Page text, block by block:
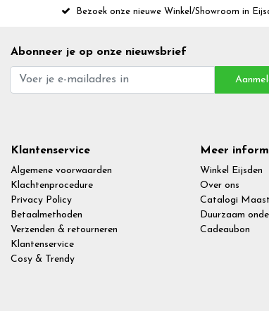
Bezoek onze nieuwe Winkel/Showroom in
Abonneer je op onze nieuwsbrief
Klantenservice
Algemene voorwaarden
Klachtenprocedure
Privacy Policy
Betaalmethoden
Verzenden & retourneren
Klantenservice
Cosy & Trendy
Meer
Winkel Eijsden
Over ons
Catalogi
Duurzaam
Cadeaubon